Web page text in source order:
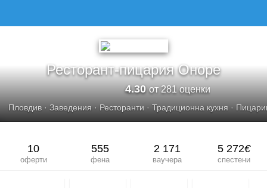
Ресторант-пицария Оноре
4.30от 281 оценки
Пловдив· Заведения · Ресторанти · Традиционна кухня ·
10
оферти
555
фена
2 171
ваучера
5 272€
спестени